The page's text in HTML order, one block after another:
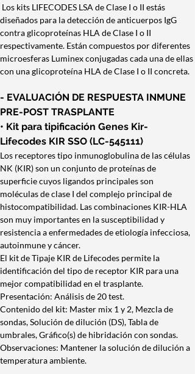
Los kits LIFECODES LSA de Clase I o II estás
diseñados para la detección de anticuerpos IgG
contra glicoproteínas HLA de Clase I o II
respectivamente. Están compuestos por diferentes
microesferas Luminex conjugadas cada una de ellas
con una glicoproteína HLA de Clase I o II concreta.
- EVALUACIÓN DE RESPUESTA INMUNE
PRE-POST TRASPLANTE
• Kit para tipificación Genes Kir-
Lifecodes KIR SSO (LC-545111)
Los receptores tipo inmunoglobulina de las células
NK (KIR) son un conjunto de proteínas de
superficie cuyos ligandos principales son
moléculas de clase I del complejo principal de
histocompatibilidad. Las combinaciones KIR-HLA
son muy importantes en la susceptibilidad y
resistencia a enfermedades de etiología infecciosa,
autoinmune y cáncer.
El kit de Tipaje KIR de Lifecodes permite la
identificación del tipo de receptor KIR para una
mejor compatibilidad en el trasplante.
Presentación: Análisis de 20 test.
Contenido del kit: Master mix 1 y 2, Mezcla de
sondas, Solución de dilución (DS), Tabla de
umbrales, Gráfico(s) de hibridación con sondas.
Observaciones: Mantener la solución de dilución a
temperatura ambiente.